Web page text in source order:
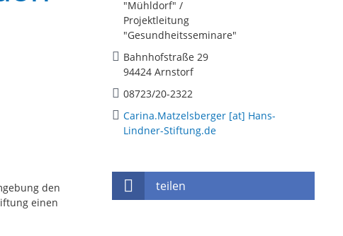
den
einen
"Mühldorf" /
Projektleitung
"Gesundheitsseminare"
Bahnhofstraße 29
94424 Arnstorf
08723/20-2322
Carina.Matzelsberger [at] Hans-
Lindner-Stiftung.de
teilen